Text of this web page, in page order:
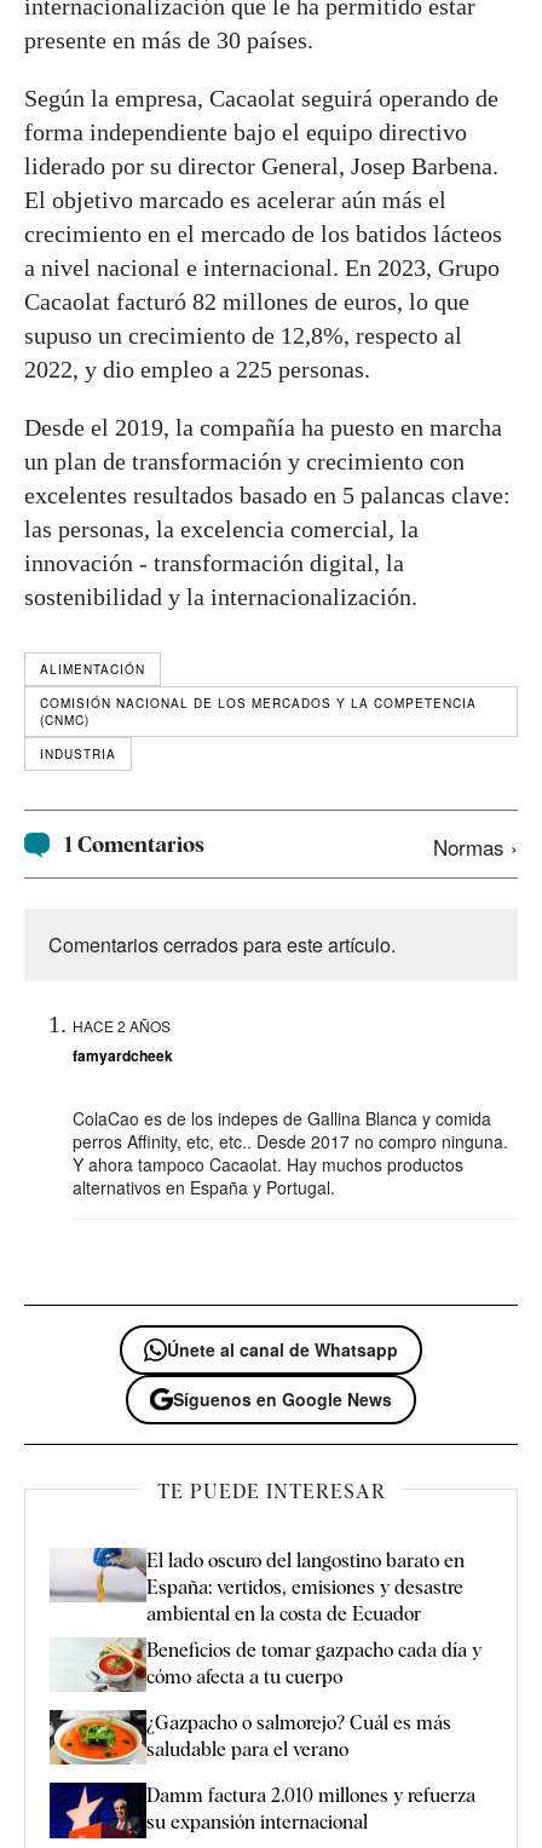
internacionalización que le ha permitido estar
presente en más de 30 países.
Según la empresa, Cacaolat seguirá operando de
forma independiente bajo el equipo directivo
liderado por su director General, Josep Barbena.
El objetivo marcado es acelerar aún más el
crecimiento en el mercado de los batidos lácteos
a nivel nacional e internacional. En 2023, Grupo
Cacaolat facturó 82 millones de euros, lo que
supuso un crecimiento de 12,8%, respecto al
2022, y dio empleo a 225 personas.
Desde el 2019, la compañía ha puesto en marcha
un plan de transformación y crecimiento con
excelentes resultados basado en 5 palancas clave:
las personas, la excelencia comercial, la
innovación - transformación digital, la
sostenibilidad y la internacionalización.
ALIMENTACIÓN
COMISIÓN NACIONAL DE LOS MERCADOS Y LA COMPETENCIA
(CNMC)
INDUSTRIA
1 Comentarios Normas ›
Comentarios cerrados para este artículo.
HACE 2 AÑOS
famyardcheek
ColaCao es de los indepes de Gallina Blanca y comida
perros Affinity, etc, etc.. Desde 2017 no compro ninguna.
Y ahora tampoco Cacaolat. Hay muchos productos
alternativos en España y Portugal.
Únete al canal de Whatsapp
Síguenos en Google News
TE PUEDE INTERESAR
El lado oscuro del langostino barato en
España: vertidos, emisiones y desastre
ambiental en la costa de Ecuador
Beneficios de tomar gazpacho cada día y
cómo afecta a tu cuerpo
¿Gazpacho o salmorejo? Cuál es más
saludable para el verano
Damm factura 2.010 millones y refuerza
su expansión internacional